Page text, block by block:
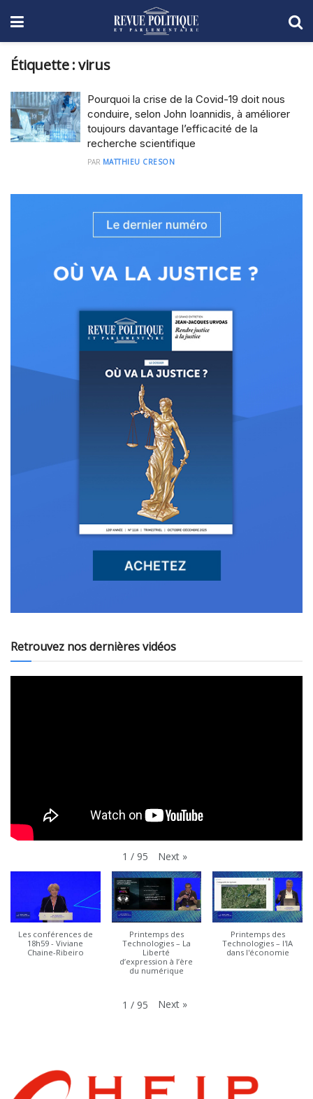
Étiquette :virus
Pourquoi la crise de la Covid-19 doit nous
conduire, selon John Ioannidis, à améliorer
toujours davantage l’efficacité de la
recherche scientifique
PAR MATTHIEU CRESON
Retrouvez nos dernières vidéos
1 / 95 Next »
Les conférences de
18h59 - Viviane
Chaine-Ribeiro
Printemps des
Technologies – La
Liberté
d’expression à l’ère
du numérique
Printemps des
Technologies – l'IA
dans l'économie
1 / 95 Next »